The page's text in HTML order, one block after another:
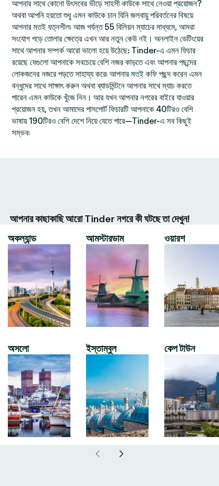
আপনার সাথে কোনো উৎসবের ভীড়ে সাহসী কাউকে সাথে নেওয়া প্রয়োজন?
অথবা আপনি হয়তো শুধু এমন কাউকে চান যিনি জলবায়ু পরিবর্তনের বিষয়ে
আপনার মতই যত্নশীল৷ আজ পর্যন্ত 55 বিলিয়ন ম্যাচের মাধ্যমে, আমরা
সংযোগ গড়ে তোলার ক্ষেত্রে এখন আর নতুন কেউ নই। অনলাইন ডেটিংয়ের
সাথে আপনার সম্পর্ক আরো ভালো হয়ে উঠেছে: Tinder-এ এমন ফিচার
রয়েছে যেগুলো আপনাকে সবচেয়ে বেশি নজর কাড়তে এবং আপনার পছন্দের
লোকজনের নজরে পড়তে সাহায্য করে৷ আপনার মতই কফি পছন্দ করেন এমন
বন্ধুদের সাথে সাক্ষাৎ করুন অথবা ব্যাডমিন্টনে আপনার সাথে ম্যাচ করতে
পারেন এমন কাউকে খুঁজে নিন। আর যখন আপনার নগরের বাইরে যাওয়ার
প্রয়োজন হয়, তখন আমাদের পাসপোর্ট ফিচারটি আপনাকে 40টিরও বেশি
ভাষায় 190টিরও বেশি দেশে নিয়ে যেতে পারে—Tinder-এ সব কিছুই
সম্ভব৷
আপনার কাছাকাছি আরো Tinder নগরে কী ঘটছে তা দেখুন!
অকল্যান্ড
অসলো
আমস্টারডাম
ইস্তাম্বুল
ওয়ারশ
কেপ টাউন